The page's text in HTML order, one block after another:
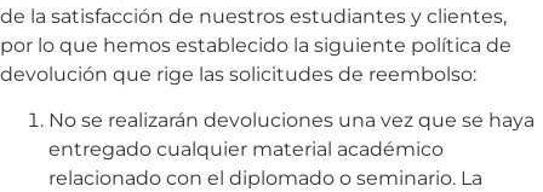
de la satisfacción de nuestros estudiantes y clientes,
por lo que hemos establecido la siguiente política de
devolución que rige las solicitudes de reembolso:
No se realizarán devoluciones una vez que se haya
entregado cualquier material académico
relacionado con el diplomado o seminario. La